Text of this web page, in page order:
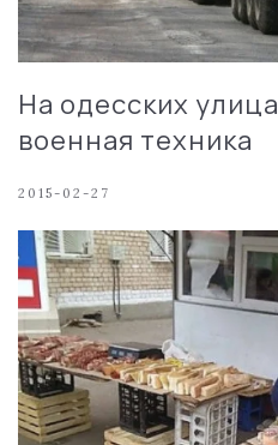
На одесских
военная техника
2015-02-27